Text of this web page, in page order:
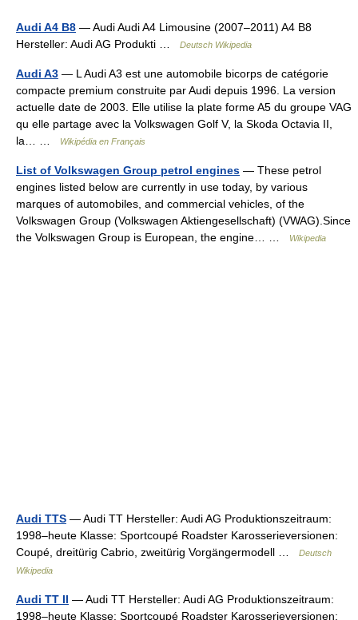
Audi A4 B8 — Audi Audi A4 Limousine (2007–2011) A4 B8
Hersteller: Audi AG Produkti …
Deutsch Wikipedia
Audi A3 — L Audi A3 est une automobile bicorps de catégorie
compacte premium construite par Audi depuis 1996. La version
actuelle date de 2003. Elle utilise la plate forme A5 du groupe VAG
qu elle partage avec la Volkswagen Golf V, la Skoda Octavia II,
la… …
Wikipédia en Français
List of Volkswagen Group petrol engines — These petrol
engines listed below are currently in use today, by various
marques of automobiles, and commercial vehicles, of the
Volkswagen Group (Volkswagen Aktiengesellschaft) (VWAG).Since
the Volkswagen Group is European, the engine… …
Wikipedia
Audi TTS — Audi TT Hersteller: Audi AG Produktionszeitraum:
1998–heute Klasse: Sportcoupé Roadster Karosserieversionen:
Coupé, dreitürig Cabrio, zweitürig Vorgängermodell …
Deutsch
Wikipedia
Audi TT II — Audi TT Hersteller: Audi AG Produktionszeitraum:
1998–heute Klasse: Sportcoupé Roadster Karosserieversionen: